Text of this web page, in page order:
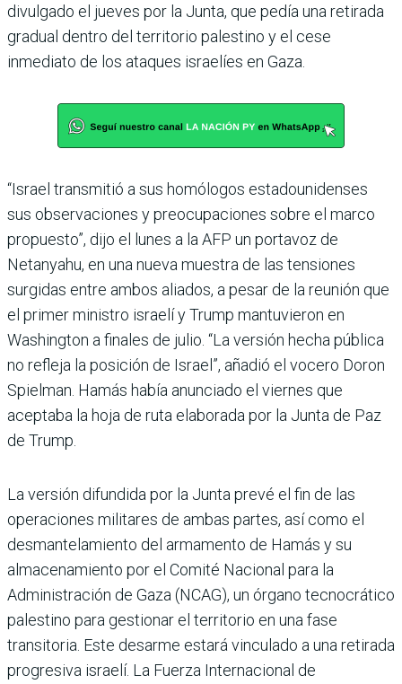
divulgado el jueves por la Junta, que pedía una retirada
gradual dentro del territorio palestino y el cese
inmediato de los ataques israelíes en Gaza.
“Israel transmitió a sus homólogos estadounidenses
sus observaciones y preocupaciones sobre el marco
propuesto”, dijo el lunes a la AFP un portavoz de
Netanyahu, en una nueva muestra de las tensiones
surgidas entre ambos aliados, a pesar de la reunión que
el primer ministro israelí y Trump mantuvieron en
Washington a finales de julio. “La versión hecha pública
no refleja la posición de Israel”, añadió el vocero Doron
Spielman. Hamás había anunciado el viernes que
aceptaba la hoja de ruta elaborada por la Junta de Paz
de Trump.
La versión difundida por la Junta prevé el fin de las
operaciones militares de ambas partes, así como el
desmantelamiento del armamento de Hamás y su
almacenamiento por el Comité Nacional para la
Administración de Gaza (NCAG), un órgano tecnocrático
palestino para gestionar el territorio en una fase
transitoria. Este desarme estará vinculado a una retirada
progresiva israelí. La Fuerza Internacional de